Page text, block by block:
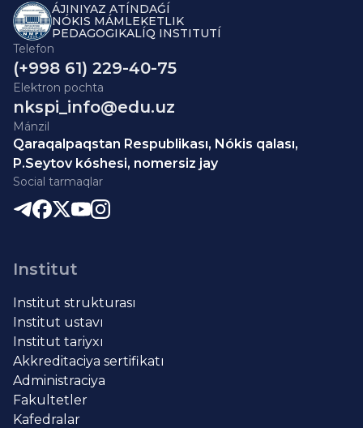
ÁJINIYAZ ATÍNDAǴÍ
NÓKIS MÁMLEKETLIK
PEDAGOGIKALÍQ INSTITUTÍ
Telefon
(+998 61) 229-40-75
Elektron pochta
nkspi_info@edu.uz
Mánzil
Qaraqalpaqstan Respublikası, Nókis qalası,
P.Seytov kóshesi, nomersiz jay
Social tarmaqlar
Institut
Institut strukturası
Institut ustavı
Institut tariyxı
Akkreditaciya sertifikatı
Administraciya
Fakultetler
Kafedralar